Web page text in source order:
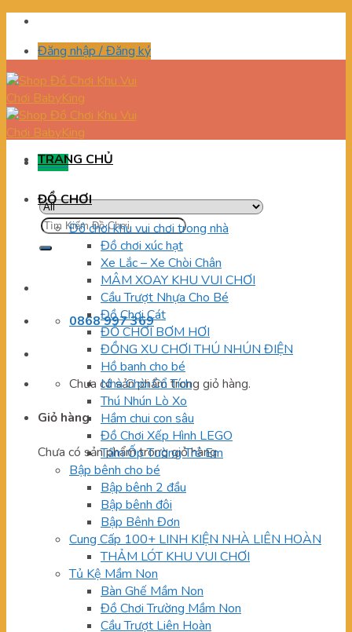
Skip
contentĐăng nhập / Đăng ký
Menu
Tìm
kiếm:
0868 997 369
Chưa có sản phẩm trong giỏ hàng.
Giỏ hàng
Chưa có sản phẩm trong giỏ hàng.
TRANG CHỦ
ĐỒ CHƠI
Đồ chơi khu vui chơi trong nhà
Đồ chơi xúc hạt
Xe Lắc – Xe Chòi Chân
MÂM XOAY KHU VUI CHƠI
Cầu Trượt Nhựa Cho Bé
Đồ Chơi Cát
ĐỒ CHƠI BƠM HƠI
ĐỒNG XU CHƠI THÚ NHÚN ĐIỆN
Hồ banh cho bé
Nhà Chòi Cổ Tích
Thú Nhún Lò Xo
Hầm chui con sâu
Đồ Chơi Xếp Hình LEGO
Tấm Ốp Tường Trẻ Em
Bập bênh cho bé
Bập bênh 2 đầu
Bập bênh đôi
Bập Bênh Đơn
Cung Cấp 100+ LINH KIỆN NHÀ LIÊN HOÀN
THẢM LÓT KHU VUI CHƠI
Tủ Kệ Mầm Non
Bàn Ghế Mầm Non
Đồ Chơi Trường Mầm Non
Cầu Trượt Liên Hoàn